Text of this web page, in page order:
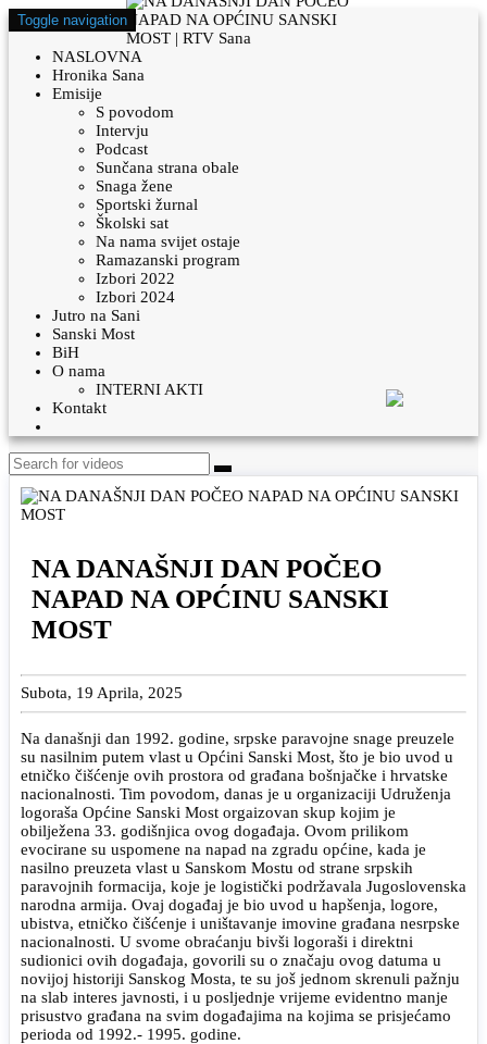
Toggle navigation
NASLOVNA
Hronika Sana
Emisije
S povodom
Intervju
Podcast
Sunčana strana obale
Snaga žene
Sportski žurnal
Školski sat
Na nama svijet ostaje
Ramazanski program
Izbori 2022
Izbori 2024
Jutro na Sani
Sanski Most
BiH
O nama
INTERNI AKTI
Kontakt
NA DANAŠNJI DAN POČEO
NAPAD NA OPĆINU SANSKI
MOST
Subota, 19 Aprila, 2025
Na današnji dan 1992. godine, srpske paravojne snage preuzele
su nasilnim putem vlast u Općini Sanski Most, što je bio uvod u
etničko čišćenje ovih prostora od građana bošnjačke i hrvatske
nacionalnosti. Tim povodom, danas je u organizaciji Udruženja
logoraša Općine Sanski Most orgaizovan skup kojim je
obilježena 33. godišnjica ovog događaja. Ovom prilikom
evocirane su uspomene na napad na zgradu općine, kada je
nasilno preuzeta vlast u Sanskom Mostu od strane srpskih
paravojnih formacija, koje je logistički podržavala Jugoslovenska
narodna armija. Ovaj događaj je bio uvod u hapšenja, logore,
ubistva, etničko čišćenje i uništavanje imovine građana nesrpske
nacionalnosti. U svome obraćanju bivši logoraši i direktni
sudionici ovih događaja, govorili su o značaju ovog datuma u
novijoj historiji Sanskog Mosta, te su još jednom skrenuli pažnju
na slab interes javnosti, i u posljednje vrijeme evidentno manje
prisustvo građana na svim događajima na kojima se prisjećamo
perioda od 1992.- 1995. godine.